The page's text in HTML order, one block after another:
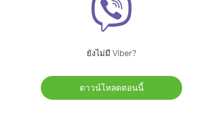
ยังไม่มี Viber?
ดาวน์โหลดตอนนี้